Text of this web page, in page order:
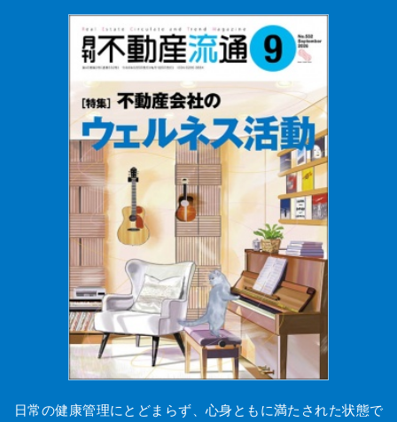
日常の健康管理にとどまらず、心身ともに満たされた状態で